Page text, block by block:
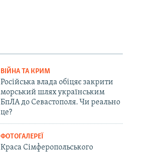
ВІЙНА ТА КРИМ
Російська влада обіцяє закрити
морський шлях українським
БпЛА до Севастополя. Чи реально
це?
ФОТОГАЛЕРЕЇ
Краса Сімферопольського